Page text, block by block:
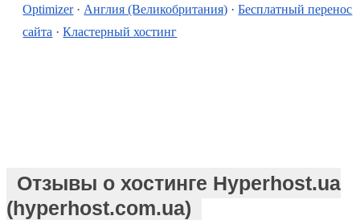
Optimizer·Англия (Великобритания) ·Бесплатный перенос
сайта ·Кластерный хостинг
Отзывы о хостинге Hyperhost.ua
(hyperhost.com.ua)